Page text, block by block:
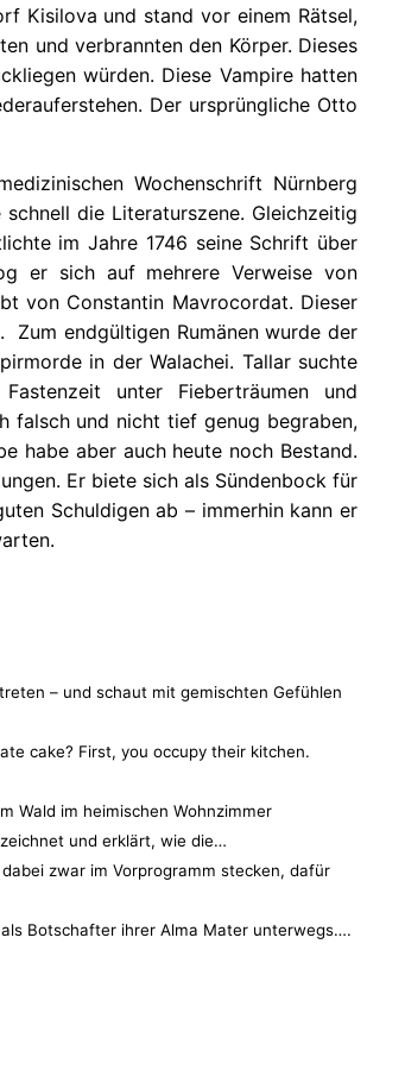
Kisilova und stand vor einem Rätsel,
und verbrannten den Körper. Dieses
würden. Diese Vampire hatten
Der ursprüngliche Otto
Wochenschrift Nürnberg
die Literaturszene. Gleichzeitig
im Jahre 1746 seine Schrift über
er sich auf mehrere Verweise von
von Constantin Mavrocordat. Dieser
Zum endgültigen Rumänen wurde der
in der Walachei. Tallar suchte
unter Fieberträumen und
falsch und nicht tief genug begraben,
habe aber auch heute noch Bestand.
Er biete sich als Sündenbock für
Schuldigen ab – immerhin kann er
– und schaut mit gemischten Gefühlen
cake? First, you occupy their kitchen.
Wald im heimischen Wohnzimmer
und erklärt, wie die…
zwar im Vorprogramm stecken, dafür
Botschafter ihrer Alma Mater unterwegs….